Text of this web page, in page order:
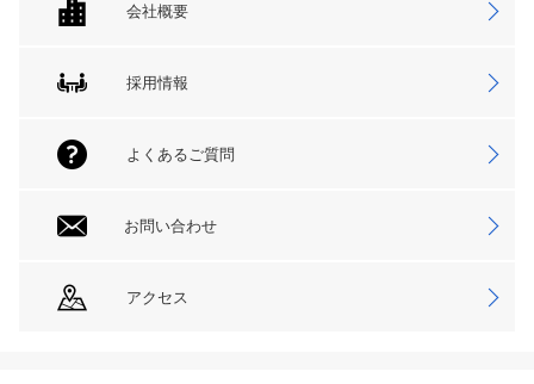
会社概要
採用情報
よくあるご質問
お問い合わせ
アクセス